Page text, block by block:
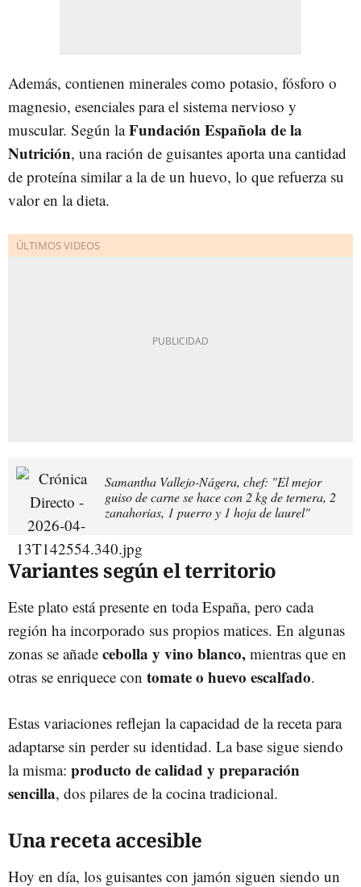
Además, contienen minerales como potasio, fósforo o
magnesio, esenciales para el sistema nervioso y
muscular. Según laFundación Española de la
Nutrición, una ración de guisantes aporta una cantidad
de proteína similar a la de un huevo, lo que refuerza su
valor en la dieta.
Samantha Vallejo-Nágera, chef: "El mejor
guiso de carne se hace con 2 kg de ternera, 2
zanahorias, 1 puerro y 1 hoja de laurel"
Variantes según el territorio
Este plato está presente en toda España, pero cada
región ha incorporado sus propios matices. En algunas
zonas se añade cebolla y vino blanco, mientras que en
otras se enriquece con tomate o huevo escalfado.
Estas variaciones reflejan la capacidad de la receta para
adaptarse sin perder su identidad. La base sigue siendo
la misma: producto de calidad y preparación
sencilla, dos pilares de la cocina tradicional.
Una receta accesible
Hoy en día, los guisantes con jamón siguen siendo un